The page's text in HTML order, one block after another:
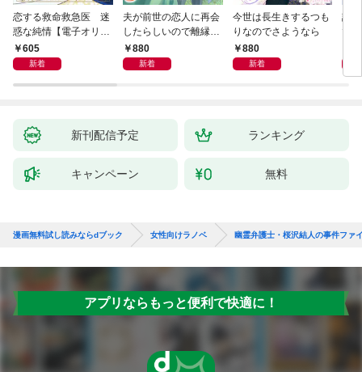
恋する救命救急医 迷
惑な純情【電子オリジ
ナル】
605
新着
夫が前世の恋人に再会
したらしいので離縁し
ます880
新着
今世は長生きするつも
りなのでさようなら
880
新着
話
で
新刊配信予定 ランキング
キャンペーン 無料
漫画無料試し読みならdブック 女性向けラノベ 幽霊弁護士・桜沢結人の事件ファ
アプリならもっと便利で快適に！